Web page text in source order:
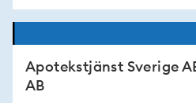
Apotekstjänst Sverige
AB